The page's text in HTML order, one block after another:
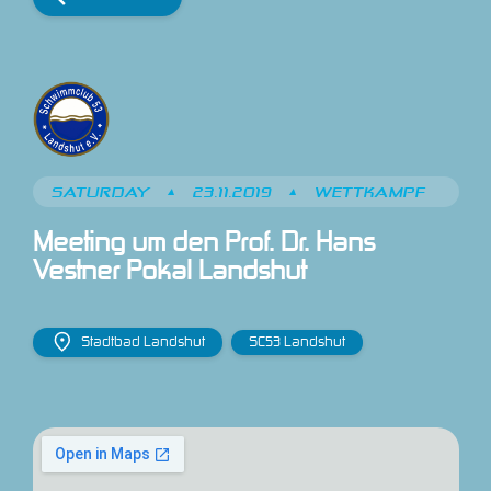
SATURDAY • 23.11.2019 • WETTKAMPF
Meeting um den Prof. Dr. Hans
Vestner Pokal Landshut
Stadtbad Landshut SC53 Landshut